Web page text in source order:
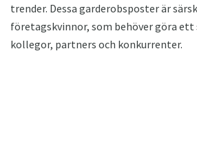
trender. Dessa garderobsposter är
företagskvinnor, som behöver göra
kollegor, partners och konkurrenter.